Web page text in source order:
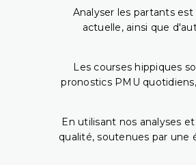
Analyser les partants
actuelle, ainsi que
Les courses hippiques
pronostics PMU
En utilisant nos analyses
qualité, soutenues par une